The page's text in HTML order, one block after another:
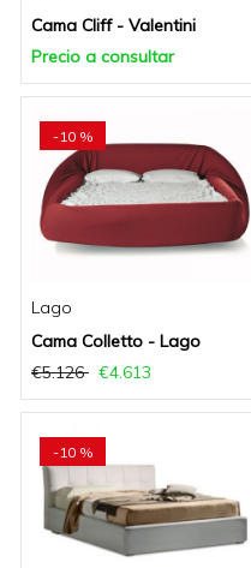
Cama Cliff - Valentini
Precio a consultar
-10 %
Lago
Cama Colletto - Lago
€5.126
€4.613
-10 %